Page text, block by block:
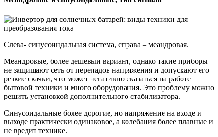
Слева- синусоиндальная система, справа – меандровая.
Меандровые, более дешевый вариант, однако такие приборы
не защищают сеть от перепадов напряжения и допускают его
резкие скачки, что может негативно сказаться на работе
бытовой техники и много оборудования. Это проблему можно
решить установкой дополнительного стабилизатора.
Синусоидальные более дорогие, но напряжение на входе и
выходе практически одинаковое, а колебания более плавные и
не вредит технике.